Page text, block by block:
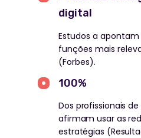
Estudos a
funções mais
(Forbes).
digital
Dos profissionais
afirmam usar as
estratégias
100%